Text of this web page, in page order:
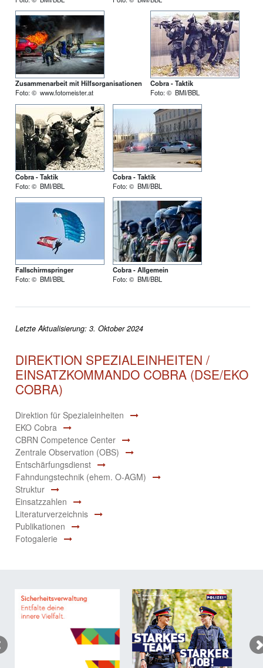
Zusammenarbeit mit Hilfsorganisationen
Foto: © www.fotomeister.at
Cobra - Taktik
Foto: © BMI/BBL
Cobra - Taktik
Foto: © BMI/BBL
Cobra - Taktik
Foto: © BMI/BBL
Fallschirmspringer
Foto: © BMI/BBL
Cobra - Allgemein
Foto: © BMI/BBL
Letzte Aktualisierung: 3. Oktober 2024
DIREKTION SPEZIALEINHEITEN /
EINSATZKOMMANDO COBRA (DSE/EKO
COBRA)
Direktion für Spezialeinheiten
EKO Cobra
CBRN Competence Center
Zentrale Observation (OBS)
Entschärfungsdienst
Fahndungstechnik (ehem. O-AGM)
Struktur
Einsatzzahlen
Literaturverzeichnis
Publikationen
Fotogalerie